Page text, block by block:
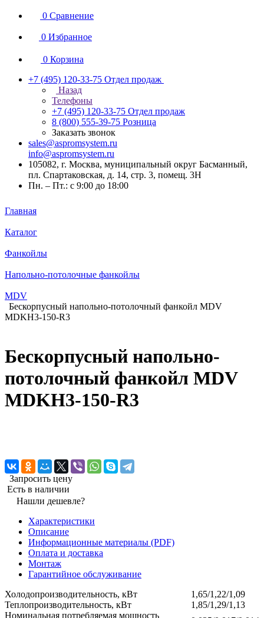
0 Сравнение
0 Избранное
0 Корзина
+7 (495) 120-33-75 Отдел продаж
Назад
Телефоны
+7 (495) 120-33-75 Отдел продаж
8 (800) 555-39-75 Розница
Заказать звонок
sales@aspromsystem.ru
info@aspromsystem.ru
105082, г. Москва, муниципальный округ Басманный,
пл. Спартаковская, д. 14, стр. 3, помещ. 3Н
Пн. – Пт.: с 9:00 до 18:00
Главная
Каталог
Фанкойлы
Напольно-потолочные фанкойлы
MDV
Бескорпусный напольно-потолочный фанкойл MDV
MDKH3-150-R3
Бескорпусный напольно-
потолочный фанкойл MDV
MDKH3-150-R3
Запросить цену
Есть в наличии
Нашли дешевле?
Характеристики
Описание
Информационные материалы (PDF)
Оплата и доставка
Монтаж
Гарантийное обслуживание
Холодопроизводительность, кВт
1,65/1,22/1,09
Теплопроизводительность, кВт
1,85/1,29/1,13
Номинальная потребляемая мощность